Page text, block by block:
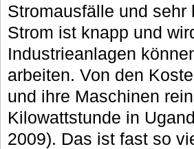
Stromausfälle und sehr
Strom ist knapp und
Industrieanlagen
arbeiten. Von den
und ihre Maschinen
Kilowattstunde in
2009). Das ist fast so